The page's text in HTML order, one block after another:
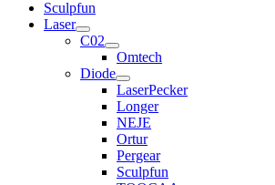
Sculpfun
Laser
C02
Omtech
Diode
LaserPecker
Longer
NEJE
Ortur
Pergear
Sculpfun